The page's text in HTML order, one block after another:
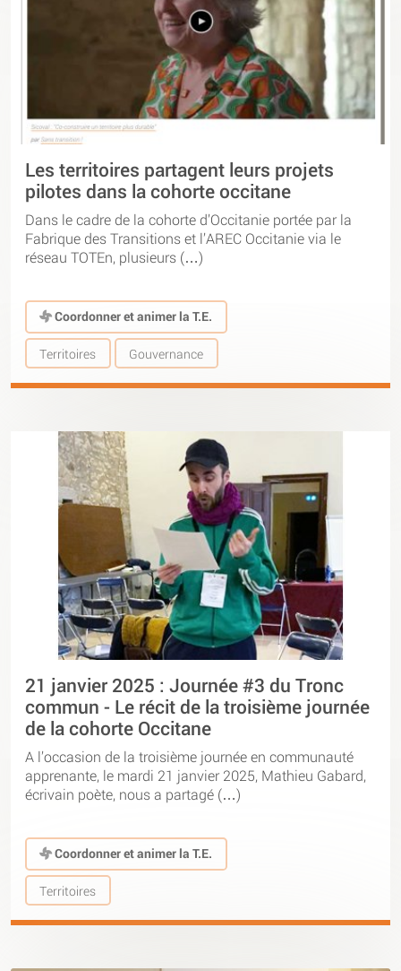
Les territoires partagent leurs projets
pilotes dans la cohorte occitane
Dans le cadre de la cohorte d’Occitanie portée par la
Fabrique des Transitions et l’AREC Occitanie via le
réseau TOTEn, plusieurs (…)
Coordonner et animer la T.E.
Territoires Gouvernance
21 janvier 2025 : Journée #3 du Tronc
commun - Le récit de la troisième journée
de la cohorte Occitane
A l’occasion de la troisième journée en communauté
apprenante, le mardi 21 janvier 2025, Mathieu Gabard,
écrivain poète, nous a partagé (…)
Coordonner et animer la T.E.
Territoires